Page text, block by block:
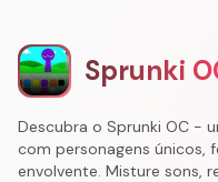
Sprunki
Descubra o Sprunki OC -
com personagens únicos,
envolvente. Misture sons,